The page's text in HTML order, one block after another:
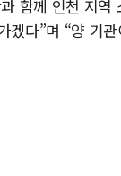
함께 인천 지역
다”며 “양 기